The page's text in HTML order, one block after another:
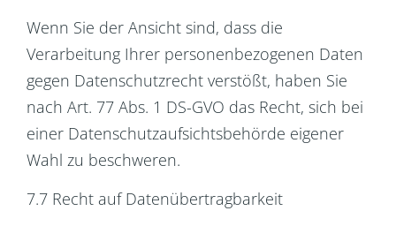
Wenn Sie der Ansicht sind, dass die
Verarbeitung Ihrer personenbezogenen Daten
gegen Datenschutzrecht verstößt, haben Sie
nach Art. 77 Abs. 1 DS-GVO das Recht, sich bei
einer Datenschutzaufsichtsbehörde eigener
Wahl zu beschweren.
7.7 Recht auf Datenübertragbarkeit